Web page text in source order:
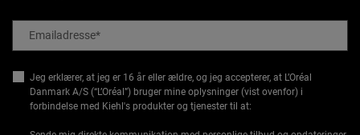
Emailadresse*
Jeg erklærer, at jeg er 16 år eller ældre, og jeg accepterer, at L’Oréal
Danmark A/S (“L’Oréal”) bruger mine oplysninger (vist ovenfor) i
forbindelse med Kiehl's produkter og tjenester til at: